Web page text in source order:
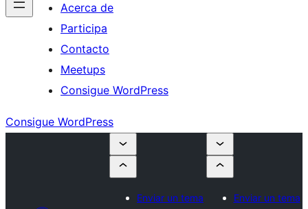
Acerca de
Participa
Contacto
Meetups
Consigue WordPress
Consigue WordPress
Enviar un tema
Enviar un tema